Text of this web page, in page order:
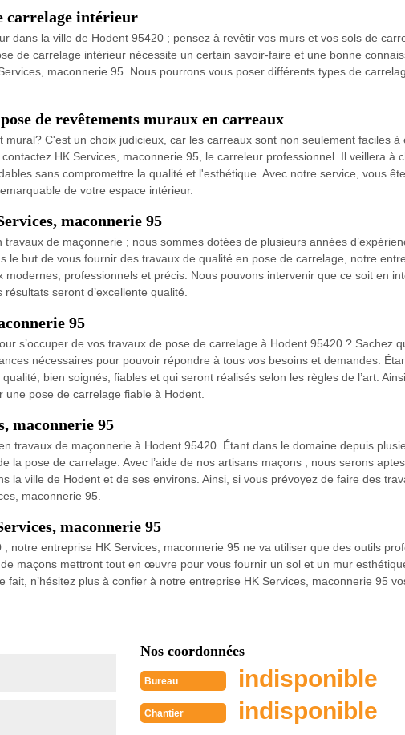
carrelage intérieur
dans la ville de Hodent 95420 ; pensez à revêtir vos murs et vos sols de
de carrelage intérieur nécessite un certain savoir-faire et une bonne
maconnerie 95. Nous pourrons vous poser différents types de
de revêtements muraux en carreaux
C'est un choix judicieux, car les carreaux sont non seulement faciles
HK Services, maconnerie 95, le carreleur professionnel. Il veillera à
sans compromettre la qualité et l'esthétique. Avec notre service, vous
de votre espace intérieur.
maconnerie 95
de maçonnerie ; nous sommes dotées de plusieurs années
le but de vous fournir des travaux de qualité en pose de carrelage, notre
professionnels et précis. Nous pouvons intervenir que ce soit en
seront d’excellente qualité.
95
s’occuper de vos travaux de pose de carrelage à Hodent 95420 ? Sachez
nécessaires pour pouvoir répondre à tous vos besoins et demandes.
bien soignés, fiables et qui seront réalisés selon les règles de l’art.
pose de carrelage fiable à Hodent.
maconnerie 95
travaux de maçonnerie à Hodent 95420. Étant dans le domaine depuis
la pose de carrelage. Avec l’aide de nos artisans maçons ; nous serons
la ville de Hodent et de ses environs. Ainsi, si vous prévoyez de faire des
maconnerie 95.
maconnerie 95
notre entreprise HK Services, maconnerie 95 ne va utiliser que des outils
maçons mettront tout en œuvre pour vous fournir un sol et un mur
fait, n’hésitez plus à confier à notre entreprise HK Services, maconnerie 95
Nos coordonnées
Bureau indisponible
Chantier indisponible